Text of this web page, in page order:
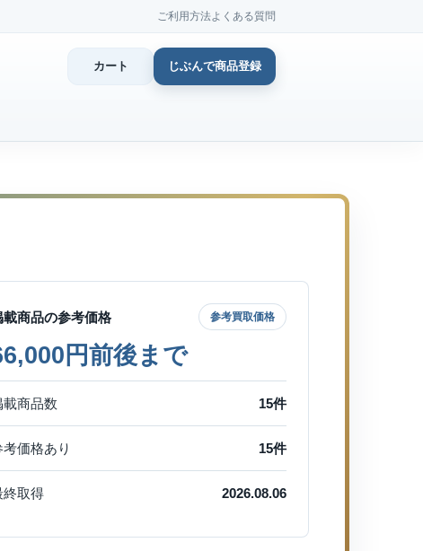
ご利用方法よくある質問
カート じぶんで商品登録
載商品の参考価格 参考買取価格
円前後まで
載商品数 15件
考価格あり 15件
終取得 2026.08.06